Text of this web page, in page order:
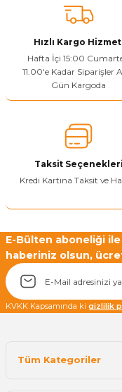
Hızlı Kargo
Hafta İçi 15:00
11.00'e Kadar Siparişler
Gün Kargoda
Taksit Seçenekleri
Kredi Kartına Taksit ve
E-Bülten aboneliği
haberiniz olsun,
KVKK Kapsamında ki gizlilik
Tüm Kategoriler